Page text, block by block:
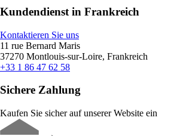
Kundendienst in Frankreich
Kontaktieren Sie uns
11 rue Bernard Maris
37270 Montlouis-sur-Loire, Frankreich
+33 1 86 47 62 58
Sichere Zahlung
Kaufen Sie sicher auf unserer Website ein